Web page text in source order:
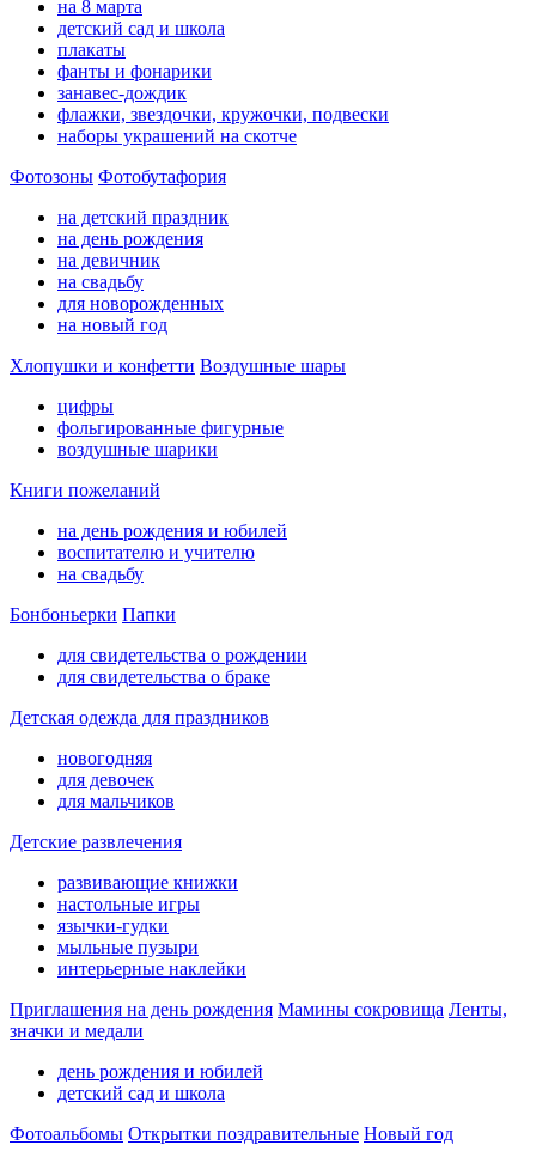
на 8 марта
детский сад и школа
плакаты
фанты и фонарики
занавес-дождик
флажки, звездочки, кружочки, подвески
наборы украшений на скотче
Фотозоны Фотобутафория
на детский праздник
на день рождения
на девичник
на свадьбу
для новорожденных
на новый год
Хлопушки и конфетти Воздушные шары
цифры
фольгированные фигурные
воздушные шарики
Книги пожеланий
на день рождения и юбилей
воспитателю и учителю
на свадьбу
Бонбоньерки Папки
для свидетельства о рождении
для свидетельства о браке
Детская одежда для праздников
новогодняя
для девочек
для мальчиков
Детские развлечения
развивающие книжки
настольные игры
язычки-гудки
мыльные пузыри
интерьерные наклейки
Приглашения на день рождения Мамины сокровища Ленты,
значки и медали
день рождения и юбилей
детский сад и школа
Фотоальбомы Открытки поздравительные Новый год